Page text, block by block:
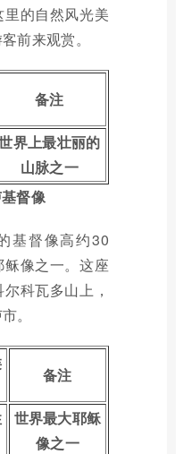
的自然风光美
前来观赏。
备注
界上最壮丽的
山脉之一
督像
基督像高约30
像之一。这座
科瓦多山上，
。
备注
世界最大耶稣
像之一